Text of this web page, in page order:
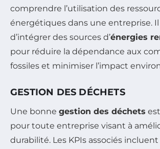
comprendre l’utilisation des
énergétiques dans une entreprise.
d’intégrer des sources d’énergies
pour réduire la dépendance aux
fossiles et minimiser l’impact
GESTION DES DÉCHETS
Une bonne gestion des déchets
pour toute entreprise visant à
durabilité. Les KPIs associés